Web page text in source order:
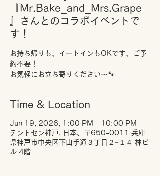
『Mr.Bake_and_Mrs.Grape
』さんとのコラボイベントで
す！
お持ち帰りも、イートインもOKです、ご予
約不要！
お気軽にお立ち寄りください～🐾
Time & Location
Jun 19, 2026, 1:00 PM – 10:00 PM
テントセン神戸, 日本、〒650-0011 兵庫
県神戸市中央区下山手通３丁目２−１４ 林ビ
ル 4階